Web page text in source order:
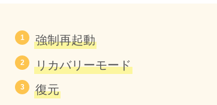
強制再起動
リカバリーモード
復元